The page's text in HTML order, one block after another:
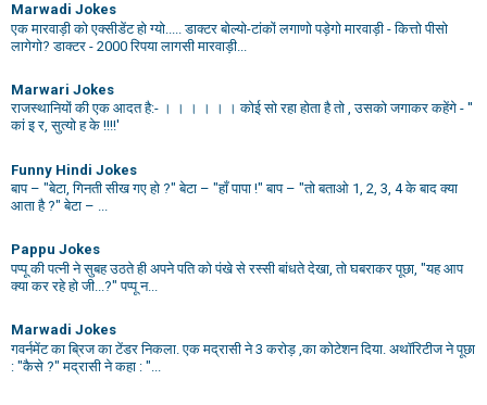
Marwadi Jokes
एक मारवाड़ी को एक्सीडेंट हो ग्यो..... डाक्टर बोल्यो-टांकों लगाणो पड़ेगो मारवाड़ी - कित्तो पीसो
लागेगो? डाक्टर - 2000 रिपया लागसी मारवाड़ी...
Marwari Jokes
राजस्थानियों की एक आदत है:- । । । । । । कोई सो रहा होता है तो , उसको जगाकर कहेंगे - ''
कां इ र, सुत्यो ह के !!!!'
Funny Hindi Jokes
बाप – "बेटा, गिनती सीख गए हो ?" बेटा – "हाँ पापा !" बाप – "तो बताओ 1, 2, 3, 4 के बाद क्या
आता है ?" बेटा – ...
Pappu Jokes
पप्पू की पत्नी ने सुबह उठते ही अपने पति को पंखे से रस्सी बांधते देखा, तो घबराकर पूछा, "यह आप
क्या कर रहे हो जी...?" पप्पू न...
Marwadi Jokes
गवर्नमेंट का ब्रिज का टेंडर निकला. एक मद्रासी ने 3 करोड़ ,का कोटेशन दिया. अथॉरिटीज ने पूछा
: "कैसे ?" मद्रासी ने कहा : "...